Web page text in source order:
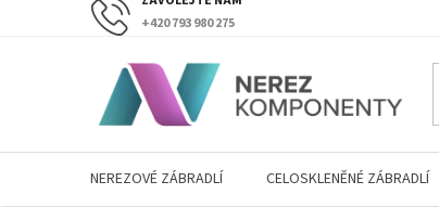
+420 793 980 275
NEREZOVÉ ZÁBRADLÍ CELOSKLENĚNÉ ZÁBRADLÍ